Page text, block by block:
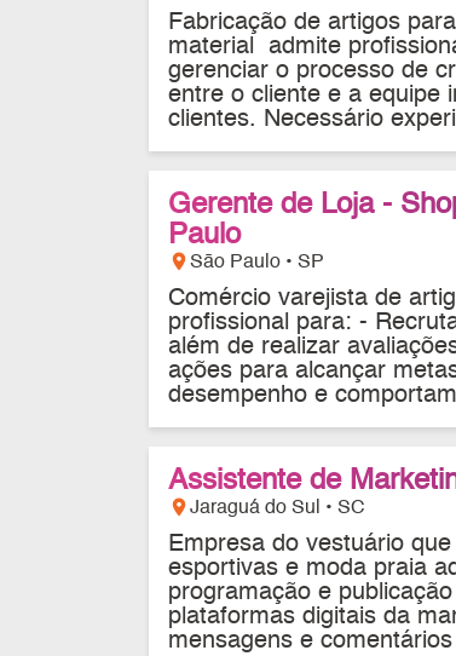
Fabricação de artigos
material admite
gerenciar o processo de
entre o cliente e a equipe
clientes. Necessário
Gerente de Loja -
Paulo
location_onSão Paulo • SP
Comércio varejista de
profissional para: -
além de realizar
ações para alcançar
desempenho e
Assistente de
location_onJaraguá do Sul • SC
Empresa do vestuário
esportivas e moda praia
programação e
plataformas digitais da
mensagens e